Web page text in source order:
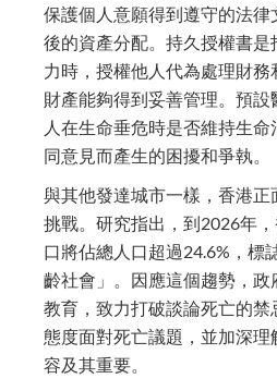
保護個人意願得到遵守的法
後的資產分配。 持久授權書是
力時，授權他人代為處理財
財產能夠得到妥善管理。 預設
人在生命垂危時是否維持生
同意見而產生的困擾和爭執。
與其他發達城市一樣，香港正
挑戰。研究指出，到2026年
口將佔總人口超過24.6%，標
齡社會」。因應這個趨勢，
教育，致力打破談論死亡的
態度面對死亡議題，並加深理
容及其重要。